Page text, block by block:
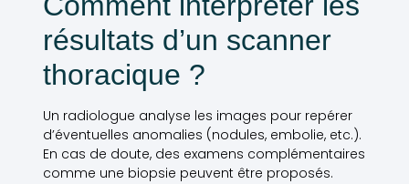
résultats d’un scanner
thoracique ?
Un radiologue analyse les images pour repérer
d’éventuelles anomalies (nodules, embolie, etc.).
En cas de doute, des examens complémentaires
comme une biopsie peuvent être proposés.